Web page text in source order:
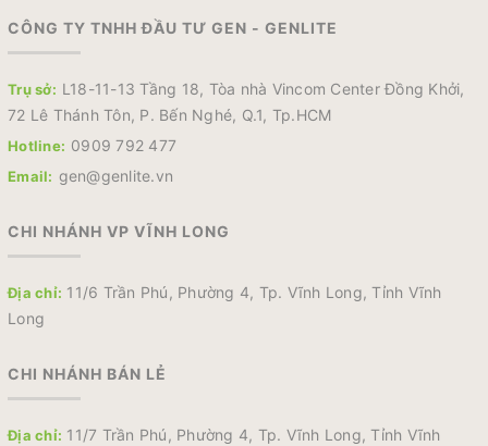
CÔNG TY TNHH ĐẦU TƯ GEN - GENLITE
Trụ sở: L18-11-13 Tầng 18, Tòa nhà Vincom Center Đồng Khởi,
72 Lê Thánh Tôn, P. Bến Nghé, Q.1, Tp.HCM
Hotline: 0909 792 477
Email: gen@genlite.vn
CHI NHÁNH VP VĨNH LONG
Địa chỉ: 11/6 Trần Phú, Phường 4, Tp. Vĩnh Long, Tỉnh Vĩnh
Long
CHI NHÁNH BÁN LẺ
Địa chỉ: 11/7 Trần Phú, Phường 4, Tp. Vĩnh Long, Tỉnh Vĩnh